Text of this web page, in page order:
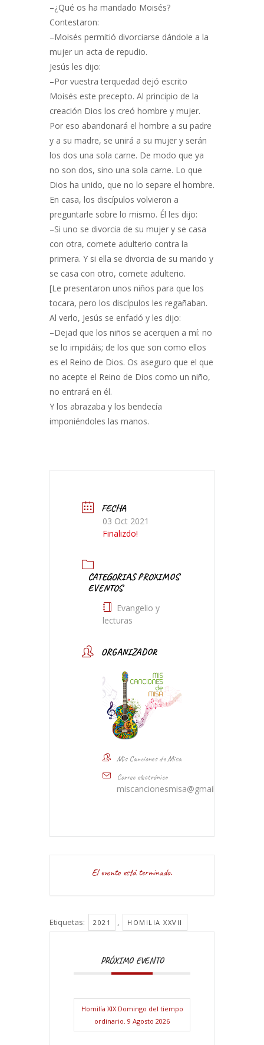
–¿Qué os ha mandado Moisés?
Contestaron:
–Moisés permitió divorciarse dándole a la
mujer un acta de repudio.
Jesús les dijo:
–Por vuestra terquedad dejó escrito
Moisés este precepto. Al principio de la
creación Dios los creó hombre y mujer.
Por eso abandonará el hombre a su padre
y a su madre, se unirá a su mujer y serán
los dos una sola carne. De modo que ya
no son dos, sino una sola carne. Lo que
Dios ha unido, que no lo separe el hombre.
En casa, los discípulos volvieron a
preguntarle sobre lo mismo. Él les dijo:
–Si uno se divorcia de su mujer y se casa
con otra, comete adulterio contra la
primera. Y si ella se divorcia de su marido y
se casa con otro, comete adulterio.
[Le presentaron unos niños para que los
tocara, pero los discípulos les regañaban.
Al verlo, Jesús se enfadó y les dijo:
–Dejad que los niños se acerquen a mí: no
se lo impidáis; de los que son como ellos
es el Reino de Dios. Os aseguro que el que
no acepte el Reino de Dios como un niño,
no entrará en él.
Y los abrazaba y los bendecía
imponiéndoles las manos.
FECHA
03 Oct 2021
Finalizdo!
CATEGORIAS PROXIMOS
EVENTOS
Evangelio y
lecturas
ORGANIZADOR
Mis Canciones de Misa
Correo electrónico
miscancionesmisa@gmail.com
El evento está terminado.
Etiquetas: 2021 , HOMILIA XXVII
PRÓXIMO EVENTO
Homilía XIX Domingo del tiempo
ordinario. 9 Agosto 2026